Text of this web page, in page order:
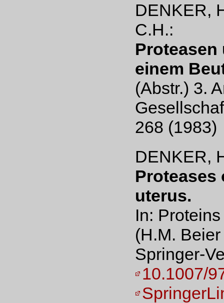
DENKER,
C.H.:
einem
(Abstr.) 3.
268 (1983)
DENKER,
Proteases
uterus.
In:
(H.M.
Springer-
10.1007/